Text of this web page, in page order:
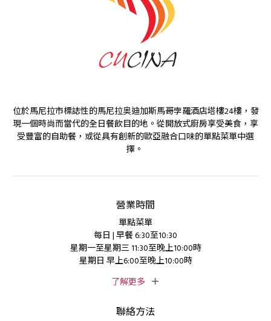
位於馬尼拉市標誌性的馬尼拉奥迪加斯馬哥孛羅酒店塔樓24樓，發
現一個時尚而當代的全日餐飲目的地。從開放式廚房享受美食，享
受豐富的自助餐，或從具有創新的歐亞融合口味的單點菜單中選
擇。
營業時間
單點菜單
每日 | 早餐 6:30至10:30
星期一至星期三 11:30至晚上10:00時
星期日 早上6:00至晚上10:00時
了解更多
聯絡方法